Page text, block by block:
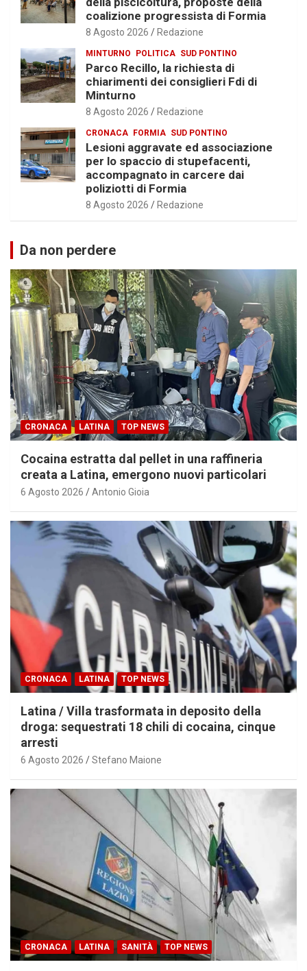
coalizione progressista di Formia
8 Agosto 2026 Redazione
MINTURNO POLITICA SUD PONTINO
Parco Recillo, la richiesta di
chiarimenti dei consiglieri Fdi di
Minturno
8 Agosto 2026 Redazione
CRONACA FORMIA SUD PONTINO
Lesioni aggravate ed associazione
per lo spaccio di stupefacenti,
accompagnato in carcere dai
poliziotti di Formia
8 Agosto 2026 Redazione
Da non perdere
CRONACA LATINA TOP NEWS
Cocaina estratta dal pellet in una raffineria
creata a Latina, emergono nuovi particolari
6 Agosto 2026 Antonio Gioia
CRONACA LATINA TOP NEWS
Latina / Villa trasformata in deposito della
droga: sequestrati 18 chili di cocaina, cinque
arresti
6 Agosto 2026 Stefano Maione
CRONACA LATINA SANITÀ TOP NEWS